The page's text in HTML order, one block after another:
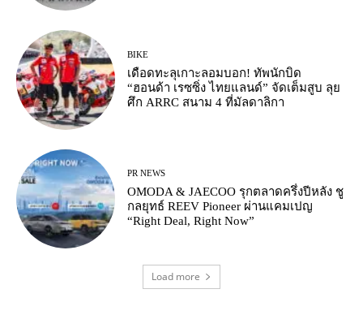
BIKE
เดือดทะลุเกาะลอมบอก! ทัพนักบิด
“ฮอนด้า เรซซิ่ง ไทยแลนด์” จัดเต็มสูบ ลุย
ศึก ARRC สนาม 4 ที่มัลดาลิกา
PR NEWS
OMODA & JAECOO รุกตลาดครึ่งปีหลัง ชู
กลยุทธ์ REEV Pioneer ผ่านแคมเปญ
“Right Deal, Right Now”
Load more